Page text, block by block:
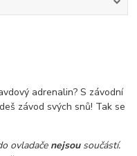
adrenalin? S závodní
závod svých snů! Tak se
ovladače nejsousoučástí.